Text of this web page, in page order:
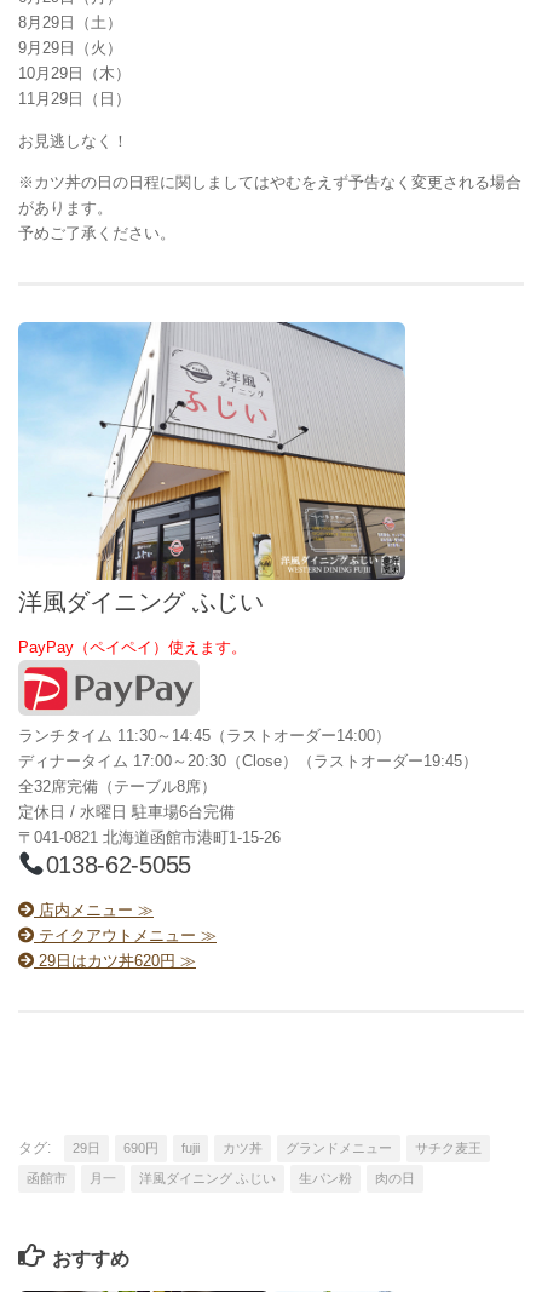
8月29日（土）
9月29日（火）
10月29日（木）
11月29日（日）
お見逃しなく！
※カツ丼の日の日程に関しましてはやむをえず予告なく変更される場合
があります。
予めご了承ください。
洋風ダイニング ふじい
PayPay（ペイペイ）使えます。
ランチタイム 11:30～14:45（ラストオーダー14:00）
ディナータイム 17:00～20:30（Close）（ラストオーダー19:45）
全32席完備（テーブル8席）
定休日 / 水曜日 駐車場6台完備
〒041-0821 北海道函館市港町1-15-26
0138-62-5055
店内メニュー ≫
テイクアウトメニュー ≫
29日はカツ丼620円 ≫
タグ: 29日 690円 fujii カツ丼 グランドメニュー サチク麦王
函館市 月一 洋風ダイニング ふじい 生パン粉 肉の日
おすすめ